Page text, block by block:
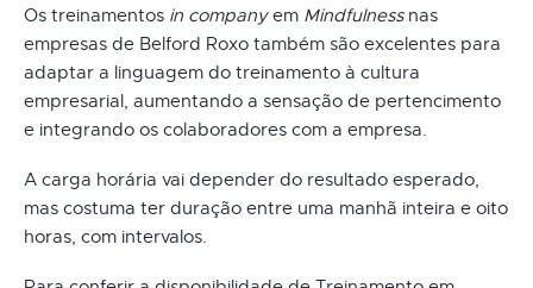
Os treinamentos in companyem Mindfulnessnas
empresas de Belford Roxo também são excelentes para
adaptar a linguagem do treinamento à cultura
empresarial, aumentando a sensação de pertencimento
e integrando os colaboradores com a empresa.
A carga horária vai depender do resultado esperado,
mas costuma ter duração entre uma manhã inteira e oito
horas, com intervalos.